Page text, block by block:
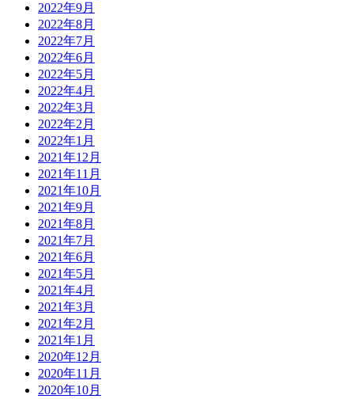
2022年9月
2022年8月
2022年7月
2022年6月
2022年5月
2022年4月
2022年3月
2022年2月
2022年1月
2021年12月
2021年11月
2021年10月
2021年9月
2021年8月
2021年7月
2021年6月
2021年5月
2021年4月
2021年3月
2021年2月
2021年1月
2020年12月
2020年11月
2020年10月